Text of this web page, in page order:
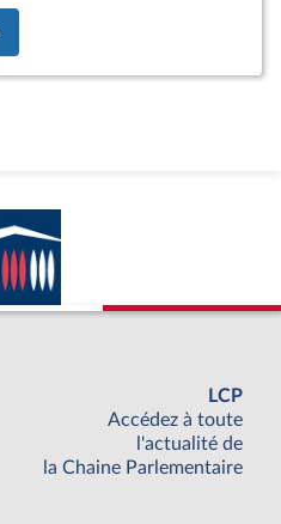
LCP
Accédez à toute
l'actualité de
la Chaine Parlementaire